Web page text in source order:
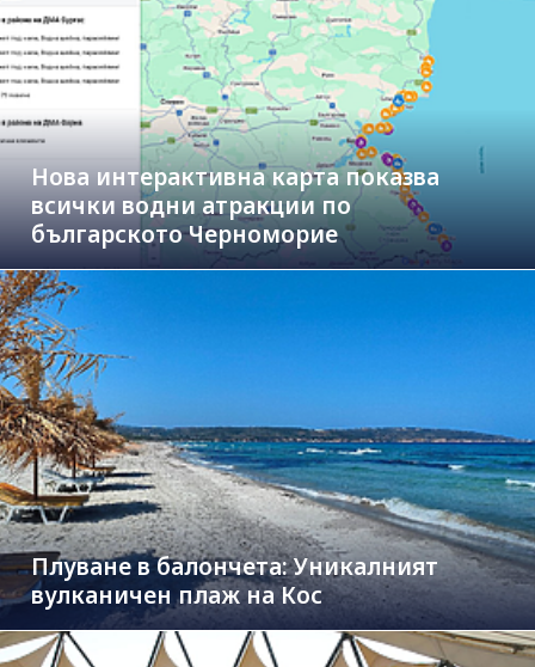
Нова интерактивна карта показва
всички водни атракции по
българското Черноморие
Плуване в балончета: Уникалният
вулканичен плаж на Кос